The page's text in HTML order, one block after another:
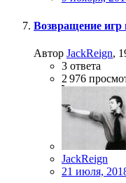
Возвращение игр
Автор JackReign,
3 ответа
2 976
JackReign
21 июля,